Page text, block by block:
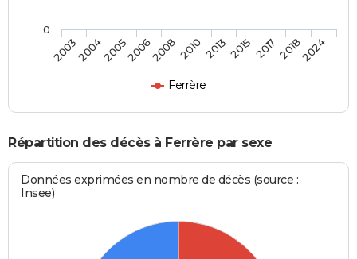
Ferrère
200320042005200620082010 20132015 2017 20182024
0
Répartition des décès à Ferrère par sexe
Données exprimées en nombre de décès (source :
Insee)